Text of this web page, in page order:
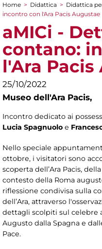
Tu sei qui
Home > Didattica > Didattica
incontro con l'Ara Pacis Augustae
aMICi -
contano:
l'Ara
25/10/2022
Museo dell'Ara Pacis,
Incontro dedicato ai
Lucia Spagnuolo e
Nello speciale
ottobre, i visitatori sono
scoperta dell’Ara Pacis,
contesto della Roma
riflessione condivisa sulla
dell’Ara, attraverso
dettagli scolpiti sul celebre
Augusto dalla Spagna e
Pace.